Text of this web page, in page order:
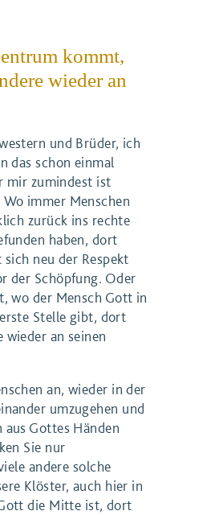
kommt,
wieder an
und Brüder, ich
das schon einmal
mir zumindest ist
immer Menschen
zurück ins rechte
haben, dort
neu der Respekt
der Schöpfung. Oder
wo der Mensch Gott in
Stelle gibt, dort
wieder an seinen
an, wieder in der
umzugehen und
Gottes Händen
Sie nur
andere solche
Klöster, auch hier in
die Mitte ist, dort